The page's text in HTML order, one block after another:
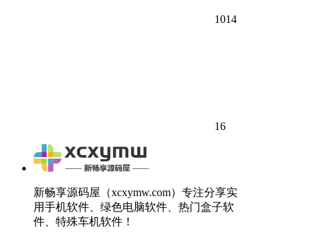
1014
16
新畅享源码屋（xcxymw.com）专注分享实
用手机软件、绿色电脑软件、热门盒子软
件、特殊车机软件！